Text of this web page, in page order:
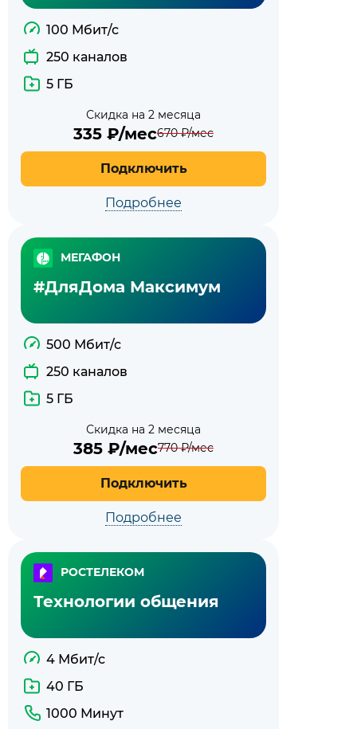
100 Мбит/с
250 каналов
5 ГБ
Скидка на 2 месяца
335 ₽/мес670₽/мес
Подключить
Подробнее
МЕГАФОН
#ДляДома Максимум
500 Мбит/с
250 каналов
5 ГБ
Скидка на 2 месяца
385 ₽/мес770₽/мес
Подключить
Подробнее
РОСТЕЛЕКОМ
Технологии общения
4 Мбит/с
40 ГБ
1000 Минут